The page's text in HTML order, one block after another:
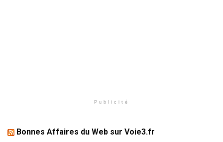
Publicité
Bonnes Affaires du Web sur Voie3.fr